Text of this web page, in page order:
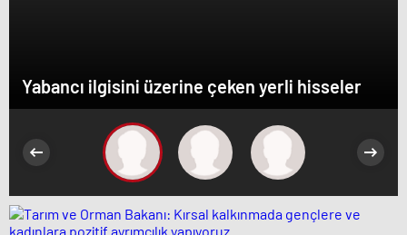
Yabancı ilgisini üzerine çeken yerli hisseler